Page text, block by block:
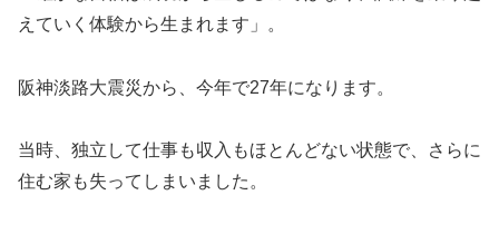
えていく体験から生まれます」。
阪神淡路大震災から、今年で27年になります。
当時、独立して仕事も収入もほとんどない状態で、さらに
住む家も失ってしまいました。